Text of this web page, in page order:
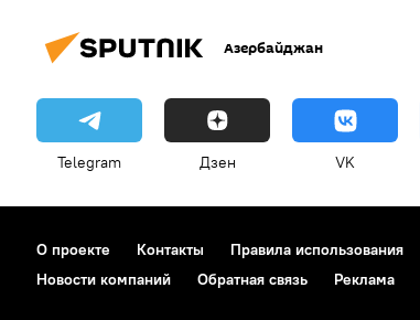
Азербайджан
Telegram Дзен VK
О проекте Контакты Правила использования
Новости компаний
Обратная связь Реклама